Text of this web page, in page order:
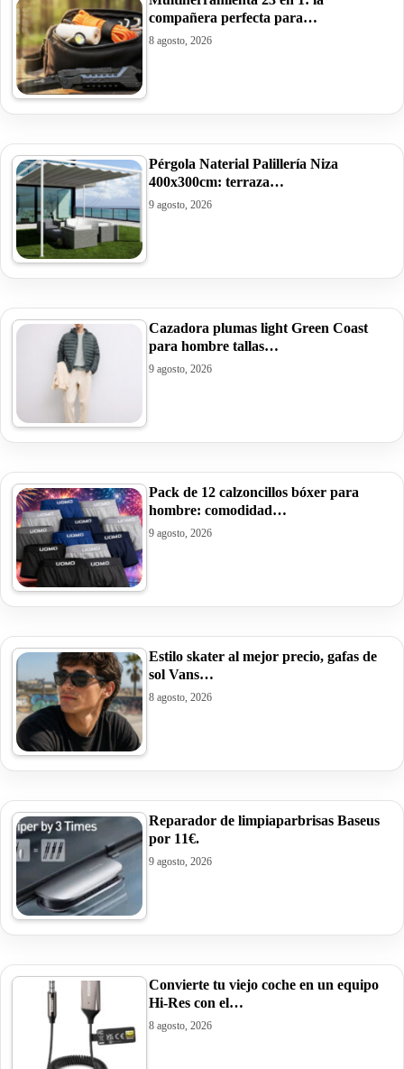
compañera perfecta para…
8 agosto, 2026
Pérgola Naterial Palillería Niza
400x300cm: terraza…
9 agosto, 2026
Cazadora plumas light Green Coast
para hombre tallas…
9 agosto, 2026
Pack de 12 calzoncillos bóxer para
hombre: comodidad…
9 agosto, 2026
Estilo skater al mejor precio, gafas de
sol Vans…
8 agosto, 2026
Reparador de limpiaparbrisas Baseus
por 11€.
9 agosto, 2026
Convierte tu viejo coche en un equipo
Hi-Res con el…
8 agosto, 2026